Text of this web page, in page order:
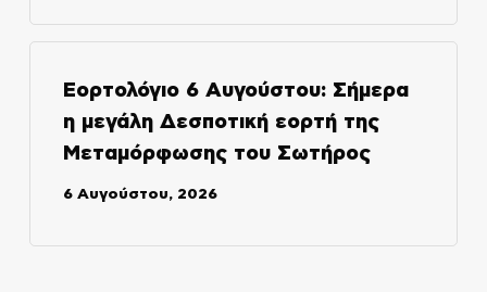
Εορτολόγιο 6 Αυγούστου: Σήμερα
η μεγάλη Δεσποτική εορτή της
Μεταμόρφωσης του Σωτήρος
6 Αυγούστου, 2026